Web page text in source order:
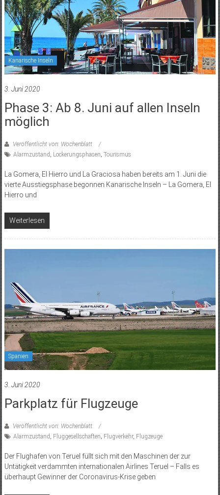
Kanarische Inseln
3. Juni 2020
Phase 3: Ab 8. Juni auf allen Inseln
möglich
Veröffentlicht von: Wochenblatt
Alarmzustand , Lockerungsphasen, Tourismus
La Gomera, El Hierro und La Graciosa haben bereits am 1. Juni die
vierte Ausstiegsphase begonnen Kanarische Inseln – La Gomera, El
Hierro und
Weiterlesen
Spanien
3. Juni 2020
Parkplatz für Flugzeuge
Veröffentlicht von: Wochenblatt
Alarmzustand , Fluggesellschaften, Flugverkehr, Flugzeuge
Der Flughafen von Teruel füllt sich mit den Maschinen der zur
Untätigkeit verdammten internationalen Airlines Teruel – Falls es
überhaupt Gewinner der Coronavirus-Krise geben